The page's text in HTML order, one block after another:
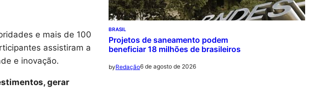
e mais de 100
assistiram a
e inovação.
gerar
BRASIL
Projetos de saneamento podem
beneficiar 18 milhões de brasileiros
byRedação6 de agosto de 2026